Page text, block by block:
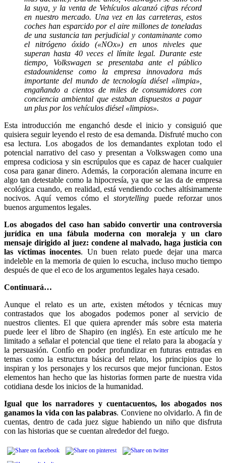
la suya, y la venta de Vehículos alcanzó cifras récord
en nuestro mercado. Una vez en las carreteras, estos
coches han esparcido por el aire millones de toneladas
de una sustancia tan perjudicial y contaminante como
el nitrógeno óxido («NOx») en unos niveles que
superan hasta 40 veces el límite legal. Durante este
tiempo, Volkswagen se presentaba ante el público
estadounidense como la empresa innovadora más
importante del mundo de tecnología diésel «limpia»,
engañando a cientos de miles de consumidores con
conciencia ambiental que estaban dispuestos a pagar
un plus por los vehículos diésel «limpios».
Esta introducción me enganchó desde el inicio y consiguió que
quisiera seguir leyendo el resto de esa demanda. Disfruté mucho con
esa lectura. Los abogados de los demandantes explotan todo el
potencial narrativo del caso y presentan a Volkswagen como una
empresa codiciosa y sin escrúpulos que es capaz de hacer cualquier
cosa para ganar dinero. Además, la corporación alemana incurre en
algo tan detestable como la hipocresía, ya que se las da de empresa
ecológica cuando, en realidad, está vendiendo coches altísimamente
nocivos. Aquí vemos cómo elstorytelling puede reforzar unos
buenos argumentos legales.
Los abogados del caso han sabido convertir una controversia
jurídica en una fábula moderna con moraleja y un claro
mensaje dirigido al juez: condene al malvado, haga justicia con
las víctimas inocentes. Un buen relato puede dejar una marca
indeleble en la memoria de quien lo escucha, incluso mucho tiempo
después de que el eco de los argumentos legales haya cesado.
Continuará…
Aunque el relato es un arte, existen métodos y técnicas muy
contrastados que los abogados podemos poner al servicio de
nuestros clientes. El que quiera aprender más sobre esta materia
puede leer el libro de Shapiro (en inglés). En este artículo me he
limitado a señalar el potencial que tiene el relato para la abogacía y
la persuasión. Confío en poder profundizar en futuras entradas en
temas como la estructura básica del relato, los principios que lo
inspiran y los personajes y los recursos que mejor funcionan. Estos
elementos han hecho que las historias formen parte de nuestra vida
cotidiana desde los inicios de la humanidad.
Igual que los narradores y cuentacuentos, los abogados nos
ganamos la vida con las palabras. Conviene no olvidarlo. A fin de
cuentas, dentro de cada juez sigue habiendo un niño que disfruta
con las historias que se cuentan alrededor del fuego.